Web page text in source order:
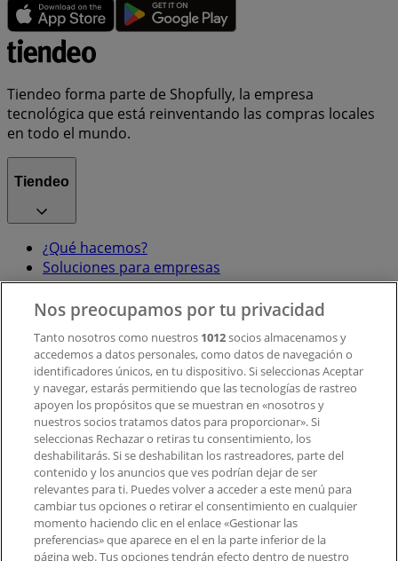
Tiendeo forma parte de Shopfully, la empresa
tecnológica que está reinventando las compras locales
en todo el mundo.
Tiendeo
¿Qué hacemos?
Soluciones para empresas
Noticias y prensa
Trabaja con nosotros
Contacto
Contacto comercial y de marketing
Tienda mal colocada en el mapa
Notificar un folleto
¿Encontraste un problema en la web o en la
aplicación?
Índices
Nos preocupamos por tu privacidad
Tanto nosotros como nuestros 1012socios almacenamos y
accedemos a datos personales, como datos de navegación o
identificadores únicos, en tu dispositivo. Si seleccionas Aceptar
y navegar, estarás permitiendo que las tecnologías de rastreo
apoyen los propósitos que se muestran en «nosotros y
nuestros socios tratamos datos para proporcionar». Si
seleccionas Rechazar o retiras tu consentimiento, los
deshabilitarás. Si se deshabilitan los rastreadores, parte del
contenido y los anuncios que ves podrían dejar de ser
relevantes para ti. Puedes volver a acceder a este menú para
cambiar tus opciones o retirar el consentimiento en cualquier
momento haciendo clic en el enlace «Gestionar las
preferencias» que aparece en el en la parte inferior de la
página web. Tus opciones tendrán efecto dentro de nuestro